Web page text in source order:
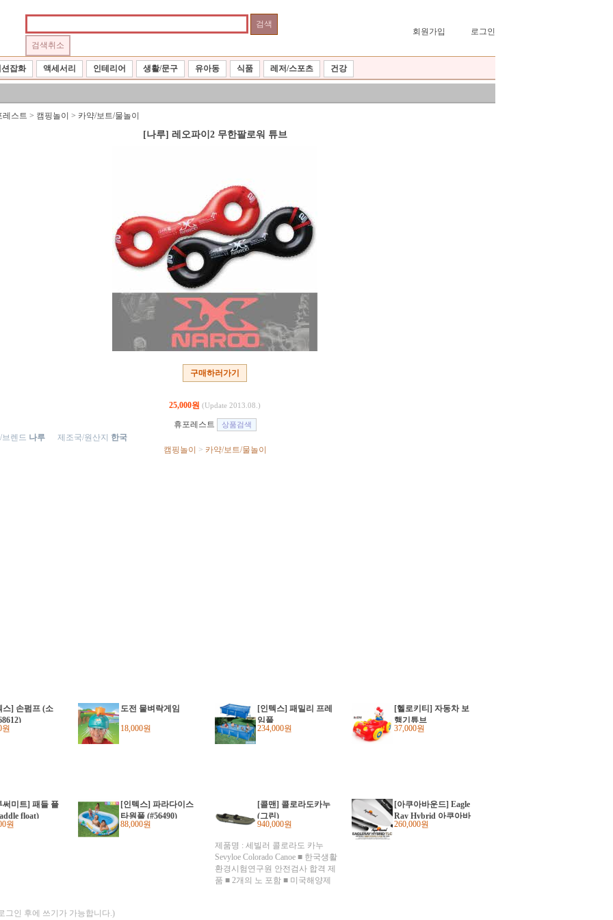
회원가입 로그인
잡화 액세서리 인테리어 생활/문구 유아동 식품 레저/스포츠 건강
레스트 > 캠핑놀이 > 카약/보트/물놀이
[나루] 레오파이2 무한팔로워 튜브
구매하러가기
25,000원 (Update 2013.08.)
휴포레스트
렌드 나루 제조국/원산지 한국
캠핑놀이
> 카약/보트/물놀이
스] 손펌프 (소
원
도전 물벼락게임
18,000원
[인텍스] 패밀리 프레
임풀
234,000원
[헬로키티] 자동차 보
행기튜브
37,000원
써미트] 패들 플
float)
원
[인텍스] 파라다이스
타원풀 (#56490)
88,000원
[콜맨] 콜로라도카누
(그린)
940,000원
제품명 : 세빌러 콜로라도 카누
Sevyloe Colorado Canoe ■ 한국생활
환경시험연구원 안전검사 합격 제
품 ■ 2개의 노 포함 ■ 미국해양제
[아쿠아바운드] Eagle
Ray Hybrid 아쿠아바
운드 이글레이 하이
260,000원
그인 후에 쓰기가 가능합니다.)